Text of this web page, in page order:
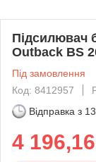
Підсилювач
Outback BS
Під замовлення
Код: 8412957
Відправка з
4 196,16